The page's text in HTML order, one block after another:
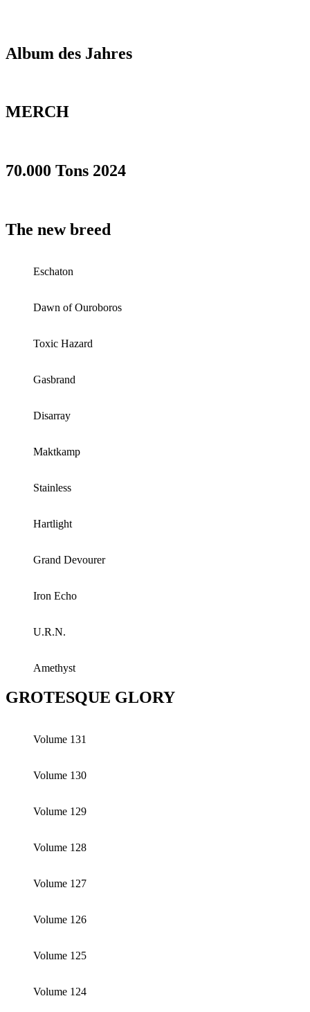
Album des Jahres
MERCH
70.000 Tons 2024
The new breed
Eschaton
Dawn of Ouroboros
Toxic Hazard
Gasbrand
Disarray
Maktkamp
Stainless
Hartlight
Grand Devourer
Iron Echo
U.R.N.
Amethyst
GROTESQUE GLORY
Volume 131
Volume 130
Volume 129
Volume 128
Volume 127
Volume 126
Volume 125
Volume 124